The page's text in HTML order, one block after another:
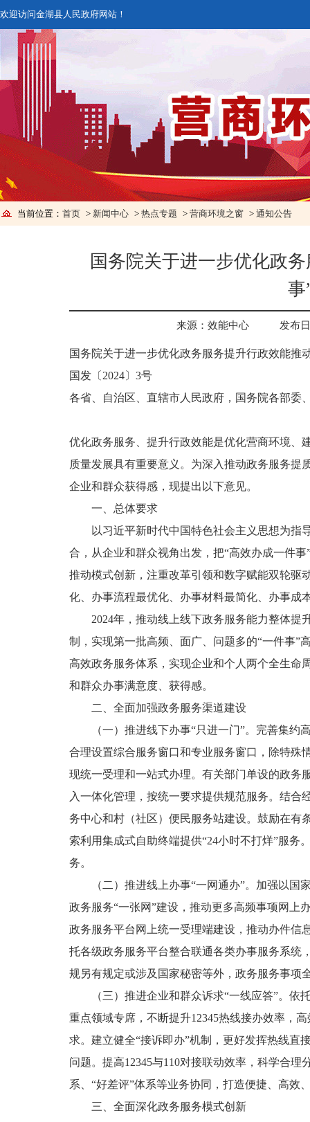
欢迎访问金湖县人民政府网站！
当前位置： 首页 > 新闻中心 > 热点专题 > 营商环境之窗 > 通知公告
国务院关于进一步优化政
事
来源：效能中心 发布
国务院关于进一步优化政务服务提升行政效能推
国发〔2024〕3号
各省、自治区、直辖市人民政府，国务院各部委
优化政务服务、提升行政效能是优化营商环境、
质量发展具有重要意义。为深入推动政务服务提
企业和群众获得感，现提出以下意见。
一、总体要求
以习近平新时代中国特色社会主义思想为指
合，从企业和群众视角出发，把“高效办成一件
推动模式创新，注重改革引领和数字赋能双轮驱
化、办事流程最优化、办事材料最简化、办事成
2024年，推动线上线下政务服务能力整体提
制，实现第一批高频、面广、问题多的“一件事”
高效政务服务体系，实现企业和个人两个全生命
和群众办事满意度、获得感。
二、全面加强政务服务渠道建设
（一）推进线下办事“只进一门”。完善集
合理设置综合服务窗口和专业服务窗口，除特殊
现统一受理和一站式办理。有关部门单设的政务
入一体化管理，按统一要求提供规范服务。结
务中心和村（社区）便民服务站建设。鼓励在有
索利用集成式自助终端提供“24小时不打烊”服
务。
（二）推进线上办事“一网通办”。加强以
政务服务“一张网”建设，推动更多高频事项网上
政务服务平台网上统一受理端建设，推动办件信
托各级政务服务平台整合联通各类办事服务系统
规另有规定或涉及国家秘密等外，政务服务事项
（三）推进企业和群众诉求“一线应答”。
重点领域专席，不断提升12345热线接办效率，
求。建立健全“接诉即办”机制，更好发挥热线直
问题。提高12345与110对接联动效率，科学合
系、“好差评”体系等业务协同，打造便捷、高效
三、全面深化政务服务模式创新